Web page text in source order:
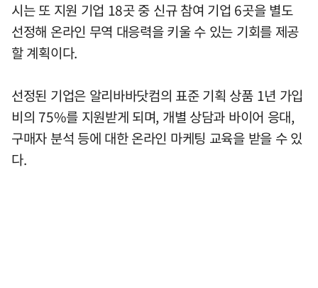
시는 또 지원 기업 18곳 중 신규 참여 기업 6곳을 별도
선정해 온라인 무역 대응력을 키울 수 있는 기회를 제공
할 계획이다.
선정된 기업은 알리바바닷컴의 표준 기획 상품 1년 가입
비의 75%를 지원받게 되며, 개별 상담과 바이어 응대,
구매자 분석 등에 대한 온라인 마케팅 교육을 받을 수 있
다.